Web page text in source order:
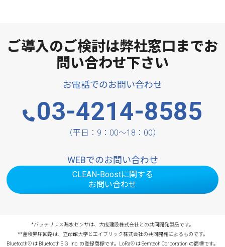
ご導入のご検討は弊社窓口までお
問い合わせ下さい
お電話でのお問い合わせ
03-4214-8585
（平日：9：00～18：00）
WEBでのお問い合わせ
CLEAN-Boostに関する
お問い合わせ
*バッテリレス漏水センサは、大成建設株式会社との共同開発製品です。
**蓄積昇圧回路は、立命館大学とエイブリック株式会社の共同開発によるものです。
Bluetooth® は Bluetooth SIG, Inc. の登録商標です。LoRa® は Semtech Corporation の商標です。